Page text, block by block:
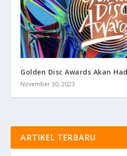
Golden Disc Awards Akan
November 30, 2023
ARTIKEL TERBARU